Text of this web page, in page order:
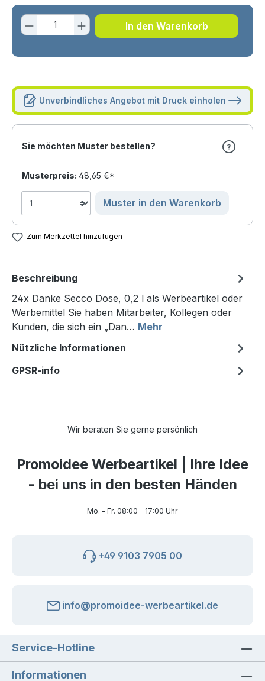
Produkt Anzahl: Gib den
In den Warenkorb
Unverbindliches Angebot mit Druck einholen
Sie möchten Muster bestellen?
Musterpreis: 48,65 €*
Muster in den Warenkorb
Zum Merkzettel hinzufügen
Beschreibung
24x Danke Secco Dose, 0,2 l als Werbeartikel oder
Werbemittel Sie haben Mitarbeiter, Kollegen oder
Kunden, die sich ein „Dan… Mehr
Nützliche Informationen
GPSR-info
Wir beraten Sie gerne persönlich
Promoidee Werbeartikel | Ihre Idee
- bei uns in den besten Händen
Mo. - Fr. 08:00 - 17:00 Uhr
+49 9103 7905 00
info@promoidee-werbeartikel.de
Service-Hotline
Informationen